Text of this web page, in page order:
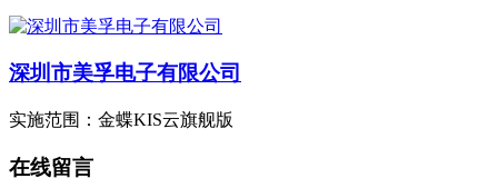
深圳市美孚电子有限公司
实施范围： 金蝶KIS云旗舰版
在线留言